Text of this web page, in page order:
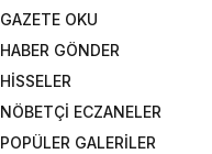
GAZETE OKU
HABER GÖNDER
HİSSELER
NÖBETÇİ ECZANELER
POPÜLER GALERİLER